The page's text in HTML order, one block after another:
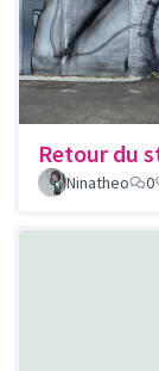
Retour du
Ninatheo 0